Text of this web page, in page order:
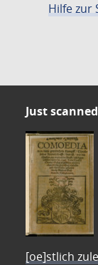
Hilfe zur
Just scanned
[oe]stlich